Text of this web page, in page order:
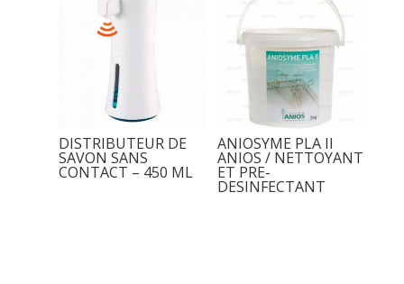
DISTRIBUTEUR DE
SAVON SANS
CONTACT – 450 ML
ANIOSYME PLA II
ANIOS / NETTOYANT
ET PRE-
DESINFECTANT